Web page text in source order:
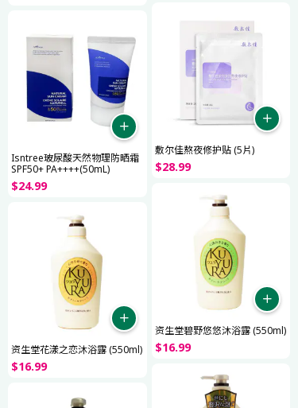
敷尔佳熬夜修护贴 (5片)
$28.99
Isntree玻尿酸天然物理防晒霜
SPF50+ PA++++(50mL)
$24.99
资生堂碧野悠悠沐浴露 (550ml)
$16.99
资生堂花漾之恋沐浴露 (550ml)
$16.99